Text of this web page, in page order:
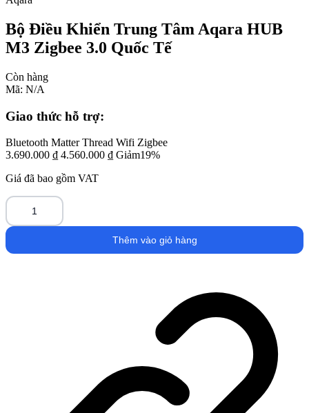
Bộ Điều Khiển Trung Tâm Aqara HUB
M3 Zigbee 3.0 Quốc Tế
Còn hàng
Mã: N/A
Giao thức hỗ trợ:
Bluetooth MatterThread Wifi Zigbee
3.690.000 ₫ 4.560.000 ₫ Giảm19%
Giá đã bao gồm VAT
Điều
Trung
Thêm vào giỏ hàng